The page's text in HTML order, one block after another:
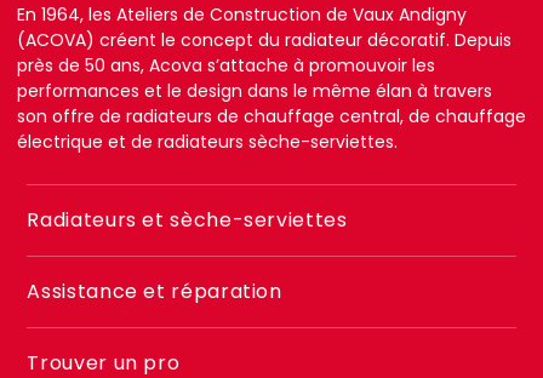
En 1964, les Ateliers de Construction de Vaux Andigny
(ACOVA) créent le concept du radiateur décoratif. Depuis
près de 50 ans, Acova s’attache à promouvoir les
performances et le design dans le même élan à travers
son offre de radiateurs de chauffage central, de chauffage
électrique et de radiateurs sèche-serviettes.
Menu
footer
2
Radiateurs et sèche-serviettes
Assistance et réparation
Trouver un pro